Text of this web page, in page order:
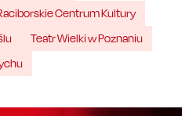
Centrum Kultury
Teatr Wielki w Poznaniu